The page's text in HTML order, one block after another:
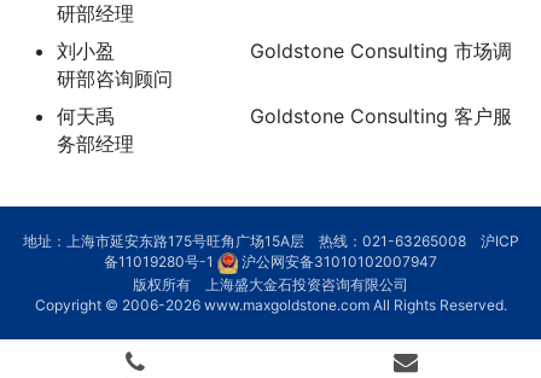
研部经理
刘小盈 Goldstone Consulting 市场调
研部咨询顾问
何天禹 Goldstone Consulting 客户服
务部经理
地址：上海市延安东路175号旺角广场15A层 热线：021-63265008 沪ICP
备11019280号-1
沪公网安备31010102007947
版权所有 上海盛大金石投资咨询有限公司
Copyright © 2006-2026 www.maxgoldstone.comAll Rights Reserved.